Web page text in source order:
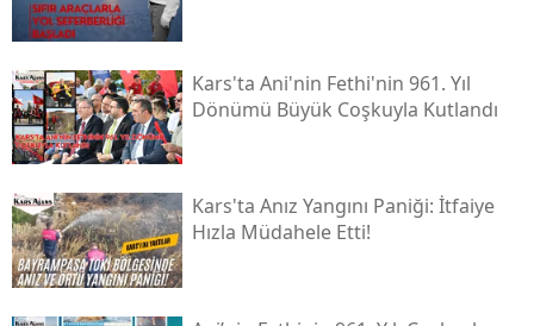
Muş
Nevşehir
Ordu
Sakarya
Kars'ta Ani'nin Fethi'nin 961. Yıl
Dönümü Büyük Coşkuyla Kutlandı
Kars'ta Anız Yangını Paniği: İtfaiye
Hızla Müdahele Etti!